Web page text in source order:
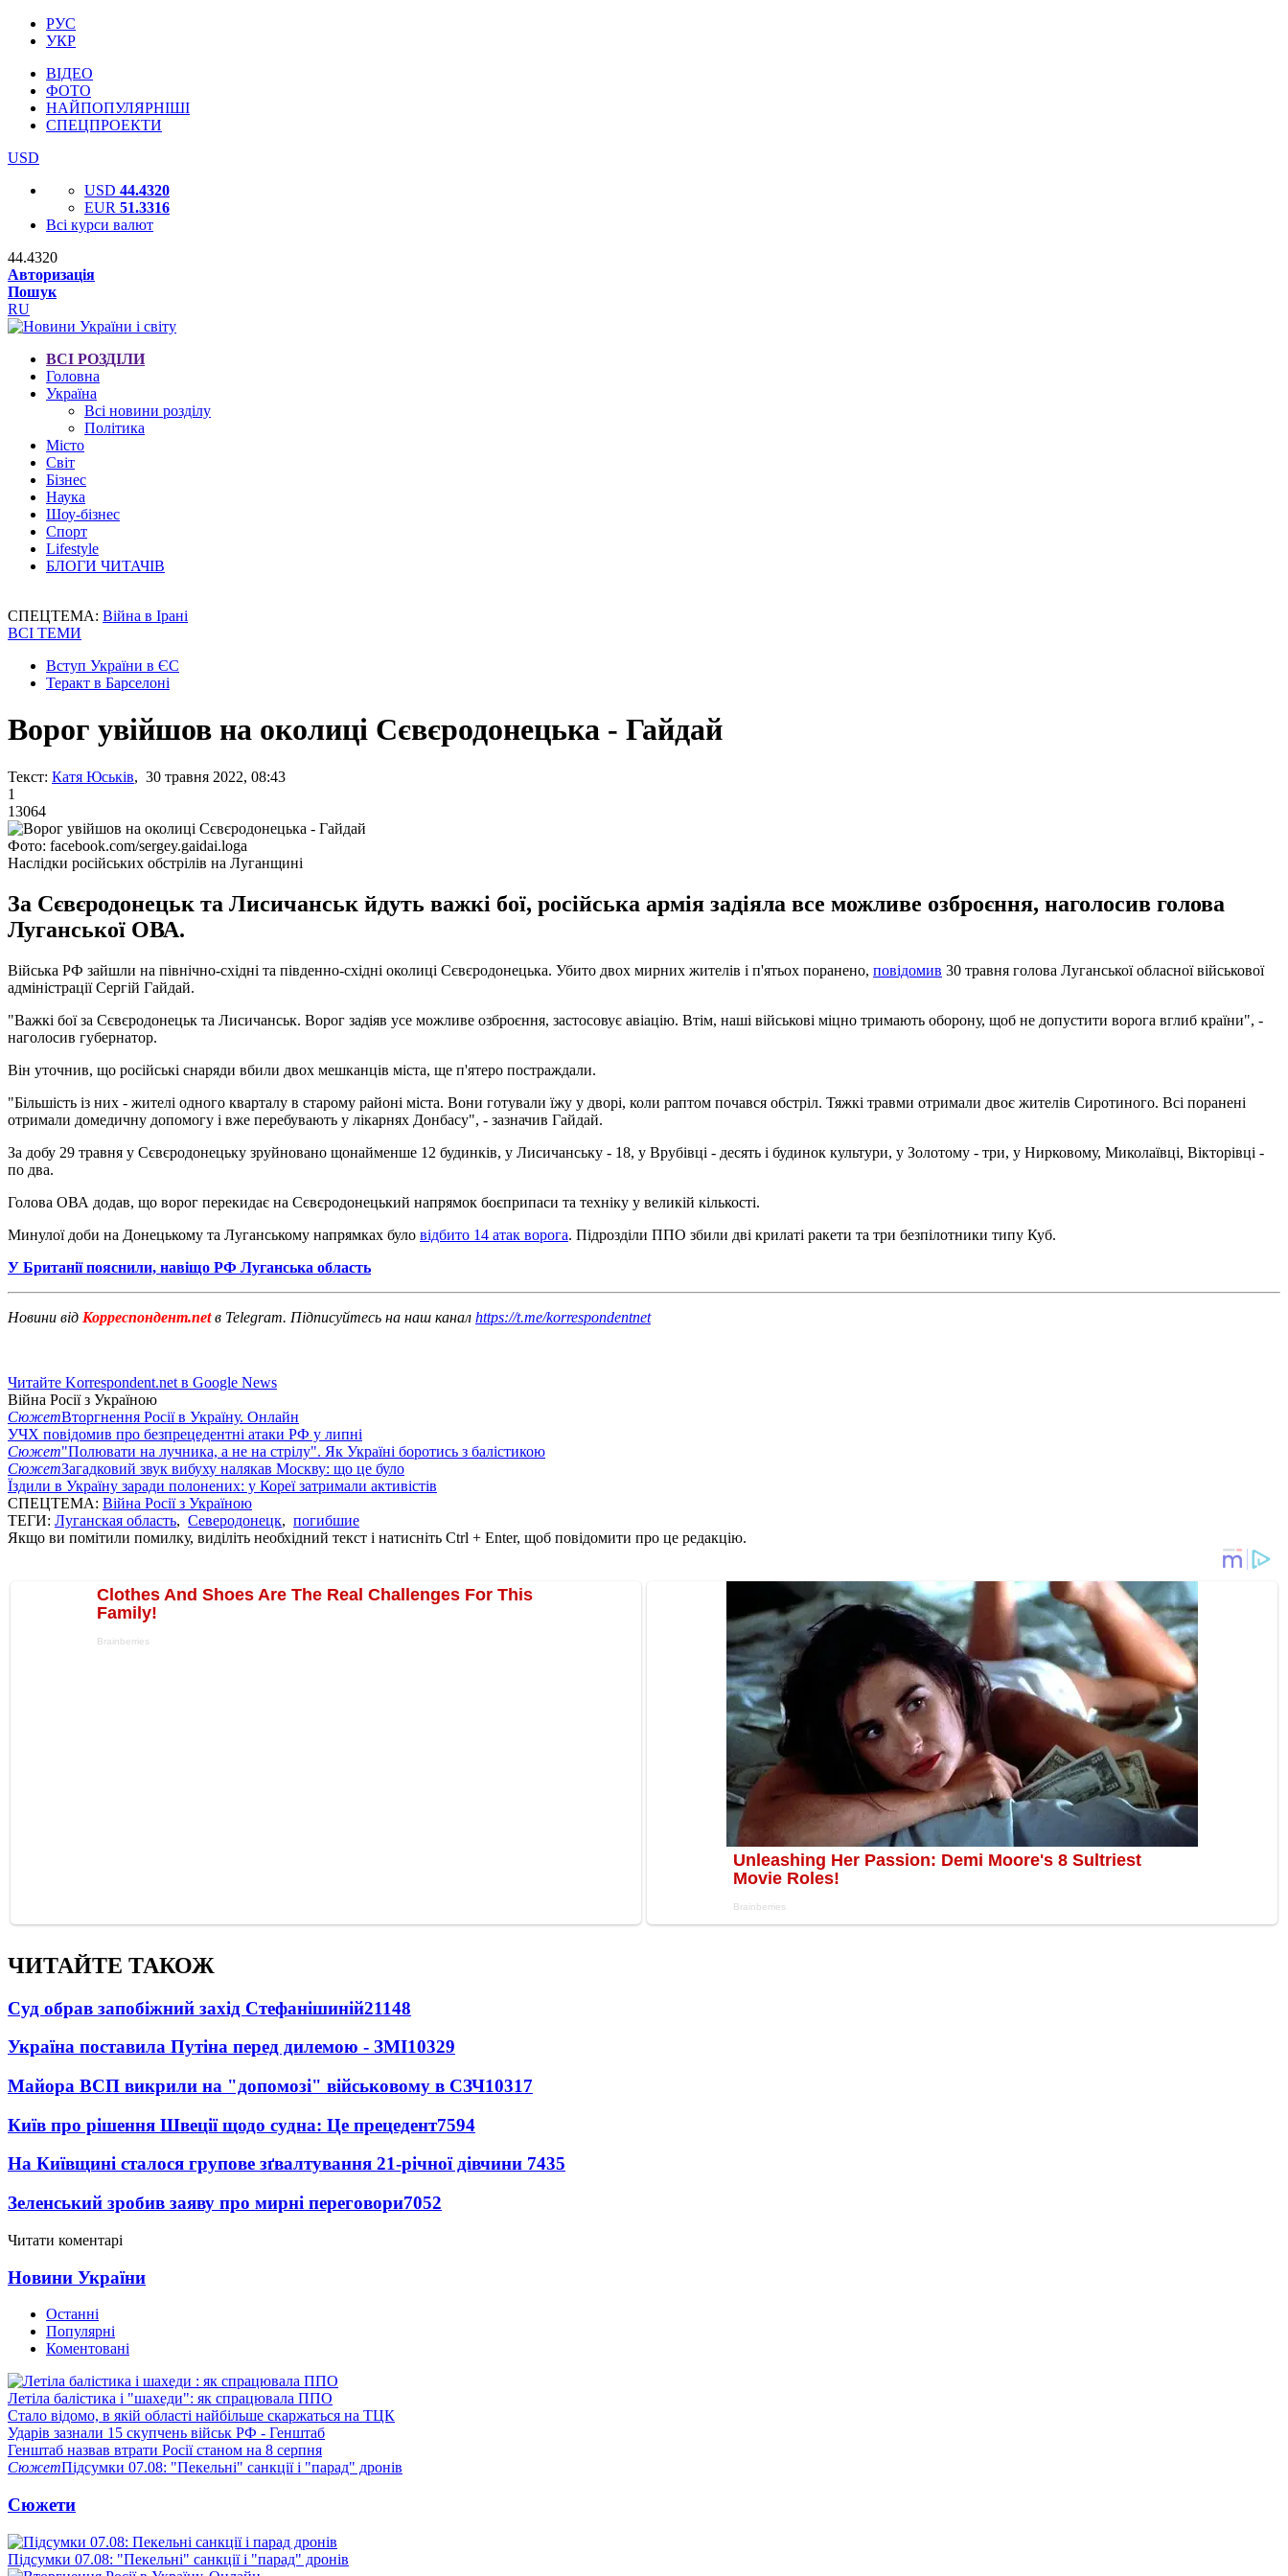
РУС
УКР
ВІДЕО
ФОТО
НАЙПОПУЛЯРНІШІ
СПЕЦПРОЕКТИ
USD
USD 44.4320
EUR 51.3316
Всі курси валют
44.4320
Авторизація
Пошук
RU
ВСІ РОЗДІЛИ
Головна
Україна
Всі новини розділу
Політика
Місто
Світ
Бізнес
Наука
Шоу-бізнес
Спорт
Lifestyle
БЛОГИ ЧИТАЧІВ
СПЕЦТЕМА: Війна в Ірані
ВСІ ТЕМИ
Вступ України в ЄС
Теракт в Барселоні
Ворог увійшов на околиці Сєвєродонецька - Гайдай
Текст: Катя Юськів, 30 травня 2022, 08:43
1
13064
Фото: facebook.com/sergey.gaidai.loga
Наслідки російських обстрілів на Луганщині
За Сєвєродонецьк та Лисичанськ йдуть важкі бої, російська армія задіяла все можливе озброєння, наголосив голова
Луганської ОВА.
Війська РФ зайшли на північно-східні та південно-східні околиці Сєвєродонецька. Убито двох мирних жителів і п'ятьох поранено, повідомив 30 травня голова Луганської обласної військової
адміністрації Сергій Гайдай.
"Важкі бої за Сєвєродонецьк та Лисичанськ. Ворог задіяв усе можливе озброєння, застосовує авіацію. Втім, наші військові міцно тримають оборону, щоб не допустити ворога вглиб країни", -
наголосив губернатор.
Він уточнив, що російські снаряди вбили двох мешканців міста, ще п'ятеро постраждали.
"Більшість із них - жителі одного кварталу в старому районі міста. Вони готували їжу у дворі, коли раптом почався обстріл. Тяжкі травми отримали двоє жителів Сиротиного. Всі поранені
отримали домедичну допомогу і вже перебувають у лікарнях Донбасу", - зазначив Гайдай.
За добу 29 травня у Сєвєродонецьку зруйновано щонайменше 12 будинків, у Лисичанську - 18, у Врубівці - десять і будинок культури, у Золотому - три, у Нирковому, Миколаївці, Вікторівці -
по два.
Голова ОВА додав, що ворог перекидає на Сєвєродонецький напрямок боєприпаси та техніку у великій кількості.
Минулої доби на Донецькому та Луганському напрямках було відбито 14 атак ворога. Підрозділи ППО збили дві крилаті ракети та три безпілотники типу Куб.
У Британії пояснили, навіщо РФ Луганська область
Новини від Корреспондент.netв Telegram. Підписуйтесь на наш канал https://t.me/korrespondentnet
Читайте Korrespondent.net в Google News
Війна Росії з Україною
СюжетВторгнення Росії в Україну. Онлайн
УЧХ повідомив про безпрецедентні атаки РФ у липні
Сюжет"Полювати на лучника, а не на стрілу". Як Україні боротись з балістикою
СюжетЗагадковий звук вибуху налякав Москву: що це було
Їздили в Україну заради полонених: у Кореї затримали активістів
СПЕЦТЕМА: Війна Росії з Україною
ТЕГИ: Луганская область, Северодонецк, погибшие
Якщо ви помітили помилку, виділіть необхідний текст і натисніть Ctrl + Enter, щоб повідомити про це редакцію.
ЧИТАЙТЕ ТАКОЖ
Суд обрав запобіжний захід Стефанішиній21148
Україна поставила Путіна перед дилемою - ЗМІ10329
Майора ВСП викрили на "допомозі" військовому в СЗЧ10317
Київ про рішення Швеції щодо судна: Це прецедент7594
На Київщині сталося групове зґвалтування 21-річної дівчини 7435
Зеленський зробив заяву про мирні переговори7052
Читати коментарі
Новини України
Останні
Популярні
Коментовані
Летіла балістика і "шахеди": як спрацювала ППО
Стало відомо, в якій області найбільше скаржаться на ТЦК
Ударів зазнали 15 скупчень військ РФ - Генштаб
Генштаб назвав втрати Росії станом на 8 серпня
СюжетПідсумки 07.08: "Пекельні" санкції і "парад" дронів
Сюжети
Підсумки 07.08: "Пекельні" санкції і "парад" дронів